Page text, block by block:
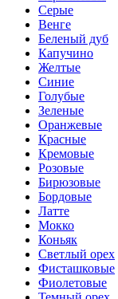
Серые
Венге
Беленый дуб
Капучино
Желтые
Синие
Голубые
Зеленые
Оранжевые
Красные
Кремовые
Розовые
Бирюзовые
Бордовые
Латте
Мокко
Коньяк
Светлый орех
Фисташковые
Фиолетовые